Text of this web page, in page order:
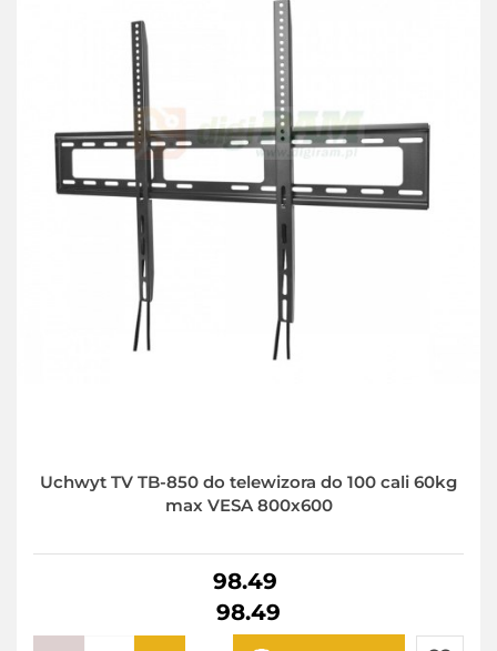
Uchwyt TV TB-850 do telewizora do 100 cali 60kg
max VESA 800x600
98.49
98.49